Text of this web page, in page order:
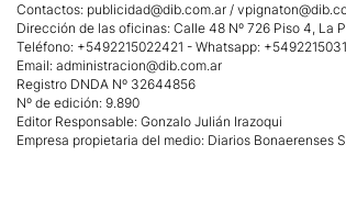
Contactos: publicidad@dib.com.ar /
Dirección de las oficinas: Calle 48 Nº 726 Piso 4, La
Teléfono: +5492215022421 - Whatsapp:
Email: administracion@dib.com.ar
Registro DNDA Nº 32644856
Nº de edición: 9.890
Editor Responsable: Gonzalo Julián Irazoqui
Empresa propietaria del medio: Diarios Bonaerenses